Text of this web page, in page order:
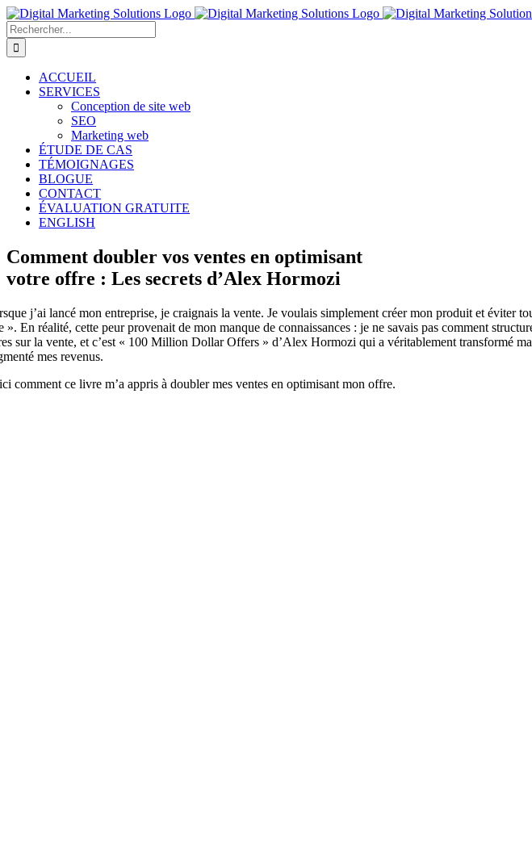
Passer
au
contenu
Rechercher:
ACCUEIL
SERVICES
Conception de site web
SEO
Marketing web
ÉTUDE DE CAS
TÉMOIGNAGES
BLOGUE
CONTACT
ÉVALUATION GRATUITE
ENGLISH
Comment doubler vos ventes en optimisant
votre offre : Les secrets d’Alex Hormozi
j’ai lancé mon entreprise, je craignais la vente. Je voulais simplement créer mon produit et éviter
». En réalité, cette peur provenait de mon manque de connaissances : je ne savais pas comment
sur la vente, et c’est « 100 Million Dollar Offers » d’Alex Hormozi qui a véritablement transformé
mes revenus.
comment ce livre m’a appris à doubler mes ventes en optimisant mon offre.